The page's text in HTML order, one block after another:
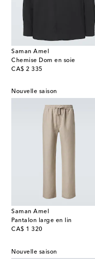
Saman Amel
Chemise Dom en soie
CA$ 2 335
original price
Nouvelle saison
Saman Amel
Pantalon large en lin
CA$ 1 320
original price
Nouvelle saison